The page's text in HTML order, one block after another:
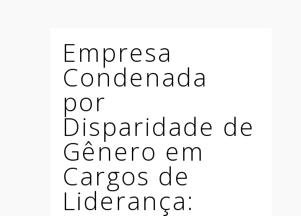
Empresa
Condenada
por
Disparidade de
Gênero em
Cargos de
Liderança: